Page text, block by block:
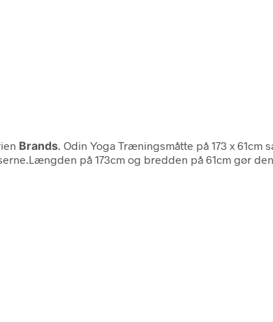
Brands . Odin Yoga Træningsmåtte på 173 x
på 173cm og bredden på 61cm gør